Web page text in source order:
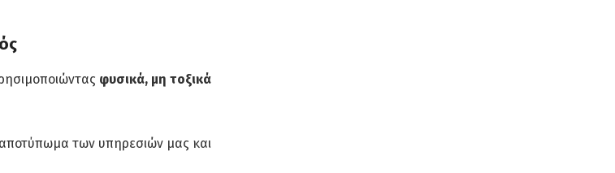
φυσικά, μη τοξικά
των υπηρεσιών μας και